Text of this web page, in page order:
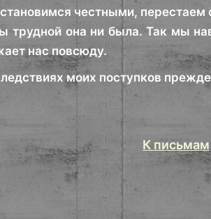
честными,
трудной она ни была. Так мы
нас повсюду.
моих поступков
К письмам